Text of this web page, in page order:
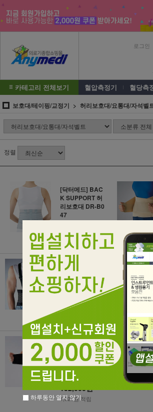
로그인
카테고리 전체보기 혈압측정기 혈당측
보호대/테이핑/교정기 허리보호대/요통대/자석벨
정렬
[닥터메드] BAC
K SUPPORT 허
리보호대 DR-B0
47
370원 적립
[LP] INDUSTRIA
L BACK SUPPO
RT (산업용 허리
서포트) 912
72,000원
720원 적립
[LP] BACK SUP
PORT-REMOVA
BLE PAD (이동
식패드가 있는 허
리서포트) 920
102,000원
1,020원 적립
하루동안 열지 않기